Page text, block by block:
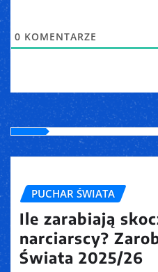
0 KOMENTARZE
PUCHAR ŚWIATA
Ile zarabiają
narciarscy?
Świata 2025/26